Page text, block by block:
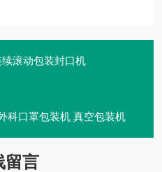
滚动包装封口机
科口罩包装机 真空包装机
留言